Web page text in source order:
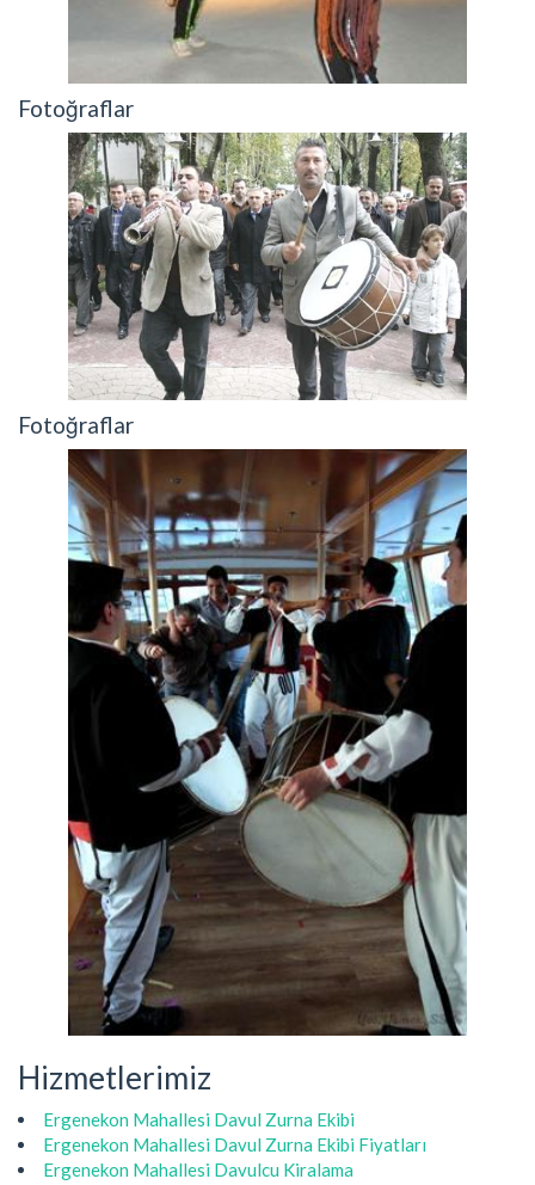
Fotoğraflar
Fotoğraflar
Hizmetlerimiz
Ergenekon Mahallesi Davul Zurna Ekibi
Ergenekon Mahallesi Davul Zurna Ekibi Fiyatları
Ergenekon Mahallesi Davulcu Kiralama